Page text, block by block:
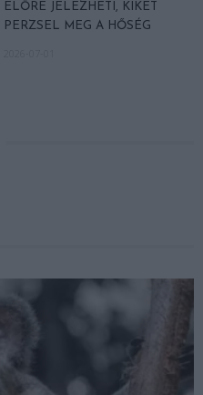
ELŐRE JELEZHETI, KIKET
PERZSEL MEG A HŐSÉG